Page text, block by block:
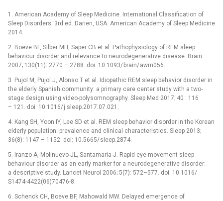
1. American Academy of Sleep Medicine. Internation­al Clas­sification of
Sleep Disorders. 3rd ed. Darien, USA: American Academy of Sleep Medicine
2014.
2. Boeve BF, Silber MH, Saper CB et al. Pathophysiology of REM sleep
behaviour disorder and relevance to neurodegenerative dis­ease. Brain
2007; 130(11): 2770 –⁠ 2788. doi: 10.1093/ brain/ awm056.
3. Pujol M, Pujol J, Alonso T et al. Idiopathic REM sleep behavior disorder in
the elderly Spanish com­munity: a primary care center study with a two-
stage design us­­ing video-polysomnography. Sleep Med 2017; 40 : 116
–⁠ 121. doi: 10.1016/ j.sleep.2017.07.021.
4. Kang SH, Yoon IY, Lee SD et al. REM sleep behavior disorder in the Korean
elderly population: prevalence and clinical characteristics. Sleep 2013;
36(8): 1147 –⁠ 1152. doi: 10.5665/ sleep.2874.
5. Iranzo A, Molinuevo JL, Santamaría J. Rapid-eye-movement sleep
behaviour disorder as an early marker for a neurodegenerative disorder:
a descriptive study. Lancet Neurol 2006; 5(7): 572–577. doi: 10.1016/
S1474-4422(06)70476-8.
6. Schenck CH, Boeve BF, Mahowald MW. Delayed emergence of